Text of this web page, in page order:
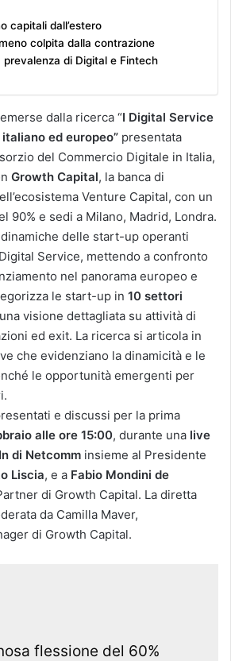
capitali dall’estero
colpita dalla contrazione
di Digital e Fintech
dalla ricerca “I Digital Service
ed europeo” presentata
del Commercio Digitale in Italia,
Growth Capital, la banca di
Venture Capital, con un
90% e sedi a Milano, Madrid, Londra.
delle start-up operanti
Service, mettendo a confronto
nel panorama europeo e
le start-up in 10 settori
visione dettagliata su attività di
ed exit. La ricerca si articola in
che evidenziano la dinamicità e le
le opportunità emergenti per
e discussi per la prima
alle ore 15:00, durante una live
di Netcomm insieme al Presidente
Liscia, e a Fabio Mondini de
di Growth Capital. La diretta
da Camilla Maver,
di Growth Capital.
flessione del 60%